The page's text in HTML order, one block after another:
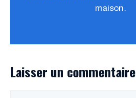
maison.
Laisser un commentaire